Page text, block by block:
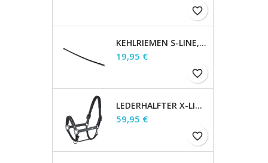
favorite_border
KEHLRIEMEN S-LINE, BRAUN, WB
Preis
19,95 €
favorite_border
LEDERHALFTER X-LINE CRYSTAL, BRAUN/GOLD, PONY
Preis
59,95 €
favorite_border